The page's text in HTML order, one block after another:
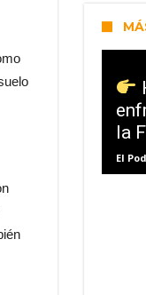
la
El